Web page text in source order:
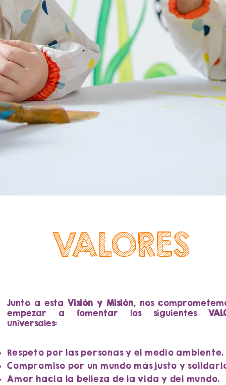
VALORES
Junto a estaVisión y Misión, nos
empezar a fomentar los siguientes
universales:
Respeto por las personas y el medio ambiente.
Compromiso por un mundo más justo y
Amor hacia la belleza de la vida y del mundo.